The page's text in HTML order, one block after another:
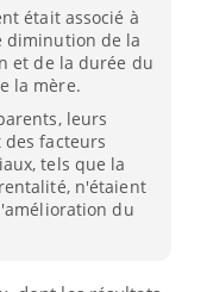
était associé à
diminution de la
et de la durée du
la mère.
leurs
des facteurs
tels que la
n'étaient
du